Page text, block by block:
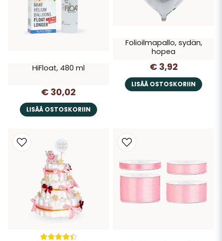
HiFloat, 480 ml
€ 30,02
LISÄÄ OSTOSKORIIN
Folioilmapallo, sydän,
hopea
€ 3,92
LISÄÄ OSTOSKORIIN